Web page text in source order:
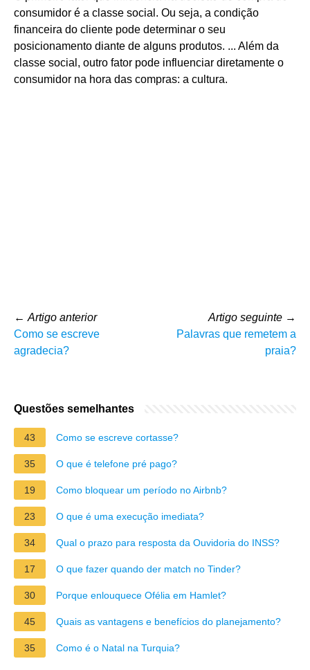
consumidor é a classe social. Ou seja, a condição
financeira do cliente pode determinar o seu
posicionamento diante de alguns produtos. ... Além da
classe social, outro fator pode influenciar diretamente o
consumidor na hora das compras: a cultura.
← Artigo anterior
Como se escreve
agradecia?
Artigo seguinte →
Palavras que remetem a
praia?
Questões semelhantes
43 Como se escreve cortasse?
35 O que é telefone pré pago?
19 Como bloquear um período no Airbnb?
23 O que é uma execução imediata?
34 Qual o prazo para resposta da Ouvidoria do INSS?
17 O que fazer quando der match no Tinder?
30 Porque enlouquece Ofélia em Hamlet?
45 Quais as vantagens e benefícios do planejamento?
35 Como é o Natal na Turquia?